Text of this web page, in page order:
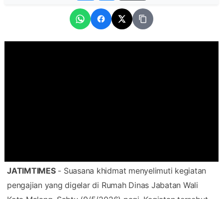
JATIMTIMES- Suasana khidmat menyelimuti kegiatan
pengajian yang digelar di Rumah Dinas Jabatan Wali